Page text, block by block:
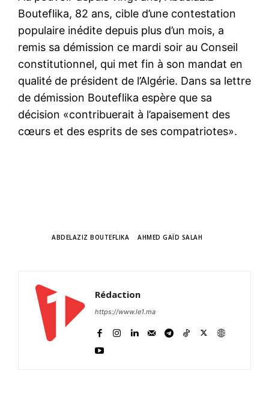
Bouteflika, 82 ans, cible d’une contestation
populaire inédite depuis plus d’un mois, a
remis sa démission ce mardi soir au Conseil
constitutionnel, qui met fin à son mandat en
qualité de président de l’Algérie. Dans sa lettre
de démission Bouteflika espère que sa
décision «contribuerait à l’apaisement des
cœurs et des esprits de ses compatriotes».
ABDELAZIZ BOUTEFLIKA AHMED GAÏD SALAH
Rédaction
https://www.le1.ma